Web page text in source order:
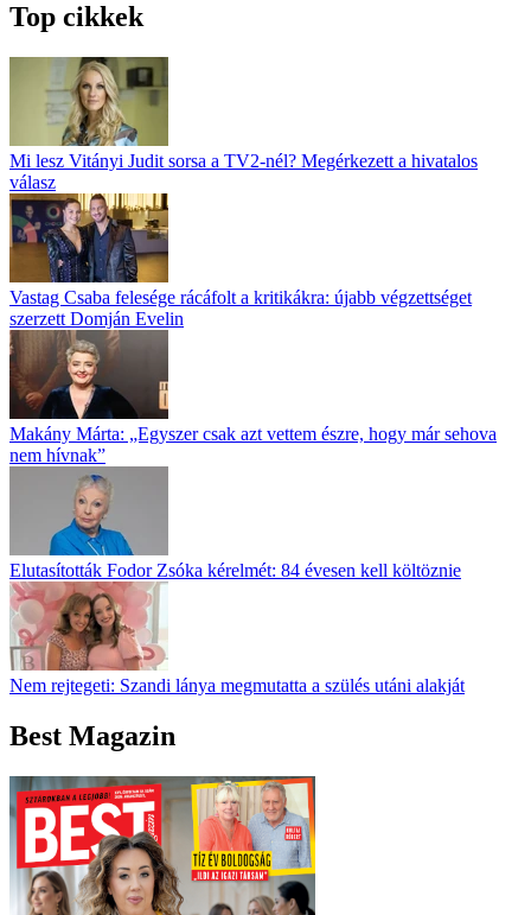
Top cikkek
Mi lesz Vitányi Judit sorsa a TV2-nél? Megérkezett a hivatalos
válasz
Vastag Csaba felesége rácáfolt a kritikákra: újabb végzettséget
szerzett Domján Evelin
Makány Márta: „Egyszer csak azt vettem észre, hogy már sehova
nem hívnak”
Elutasították Fodor Zsóka kérelmét: 84 évesen kell költöznie
Nem rejtegeti: Szandi lánya megmutatta a szülés utáni alakját
Best Magazin